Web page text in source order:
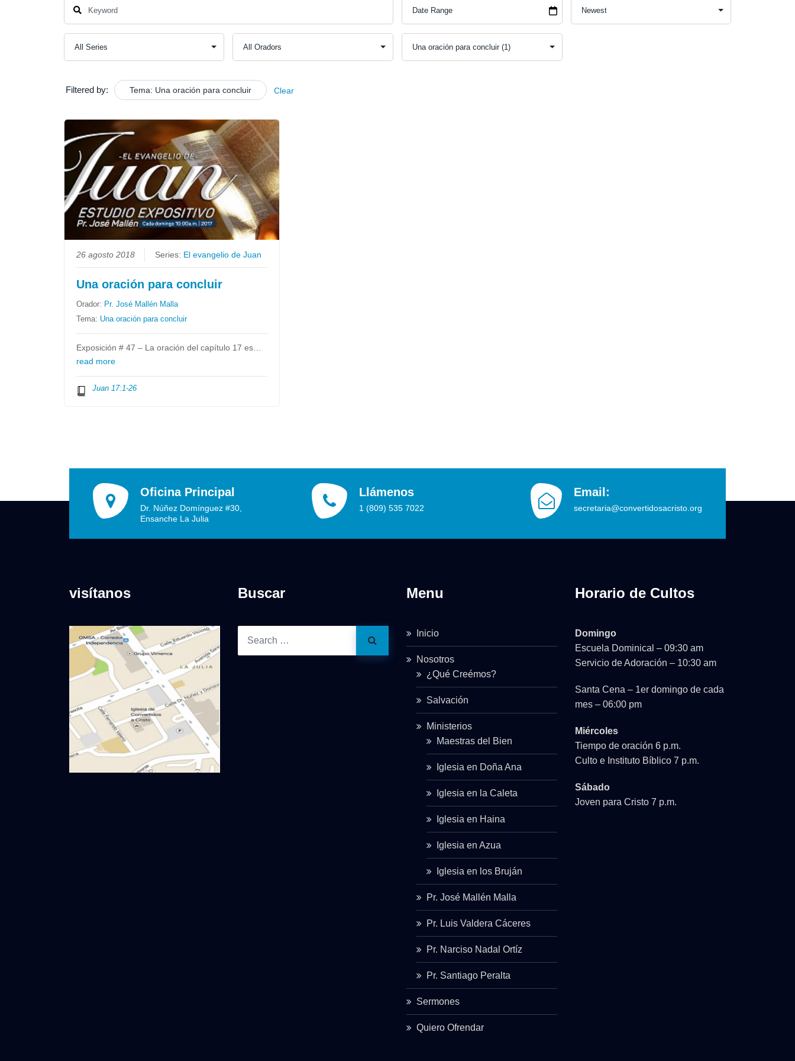
Filtered by: Tema: Una oración para concluir Clear
26 agosto 2018 Series: El evangelio de Juan
Una oración para concluir
Orador: Pr. José Mallén Malla
Tema: Una oración para concluir
Exposición # 47 – La oración del capítulo 17 es…
read more
Juan 17:1-26
Oficina Principal
Dr. Núñez Domínguez #30,
Ensanche La Julia
Llámenos
1 (809) 535 7022
Email:
secretaria@convertidosacristo.org
visítanos Buscar Menu
Inicio
Nosotros
¿Qué Creémos?
Salvación
Ministerios
Maestras del Bien
Iglesia en Doña Ana
Iglesia en la Caleta
Iglesia en Haina
Iglesia en Azua
Iglesia en los Bruján
Pr. José Mallén Malla
Pr. Luis Valdera Cáceres
Pr. Narciso Nadal Ortíz
Pr. Santiago Peralta
Sermones
Quiero Ofrendar
Horario de Cultos
Domingo
Escuela Dominical – 09:30 am
Servicio de Adoración – 10:30 am
Santa Cena – 1er domingo de cada
mes – 06:00 pm
Miércoles
Tiempo de oración 6 p.m.
Culto e Instituto Bíblico 7 p.m.
Sábado
Joven para Cristo 7 p.m.